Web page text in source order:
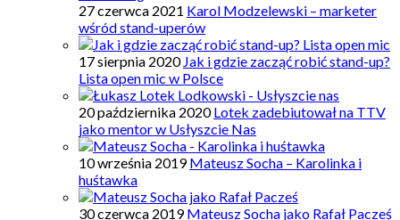
27 czerwca 2021 Karol Modzelewski – marketer
wśród stand-uperów
17 sierpnia 2020 Jak i gdzie zacząć robić stand-up?
Lista open mic w Polsce
20 października 2020 Lotek zadebiutował na TTV
jako mentor w Usłyszcie Nas
10 września 2019 Mateusz Socha – Karolinka i
huśtawka
30 czerwca 2019 Mateusz Socha jako Rafał Pacześ